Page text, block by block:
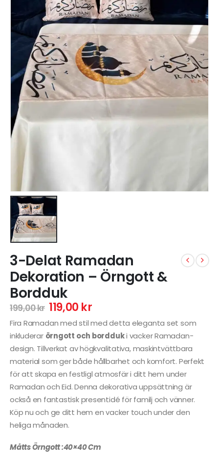
3-Delat Ramadan
Dekoration – Örngott &
Bordduk
199,00kr 119,00 kr
Fira Ramadan med stil med detta eleganta set som
inkluderar örngott och bordduki vacker Ramadan-
design. Tillverkat av högkvalitativa, maskintvättbara
material som ger både hållbarhet och komfort. Perfekt
för att skapa en festligl atmosfär i ditt hem under
Ramadan och Eid. Denna dekorativa uppsättning är
också en fantastisk presentidé för familj och vänner.
Köp nu och ge ditt hem en vacker touch under den
heliga månaden.
Måtts Örngott :40×40 Cm